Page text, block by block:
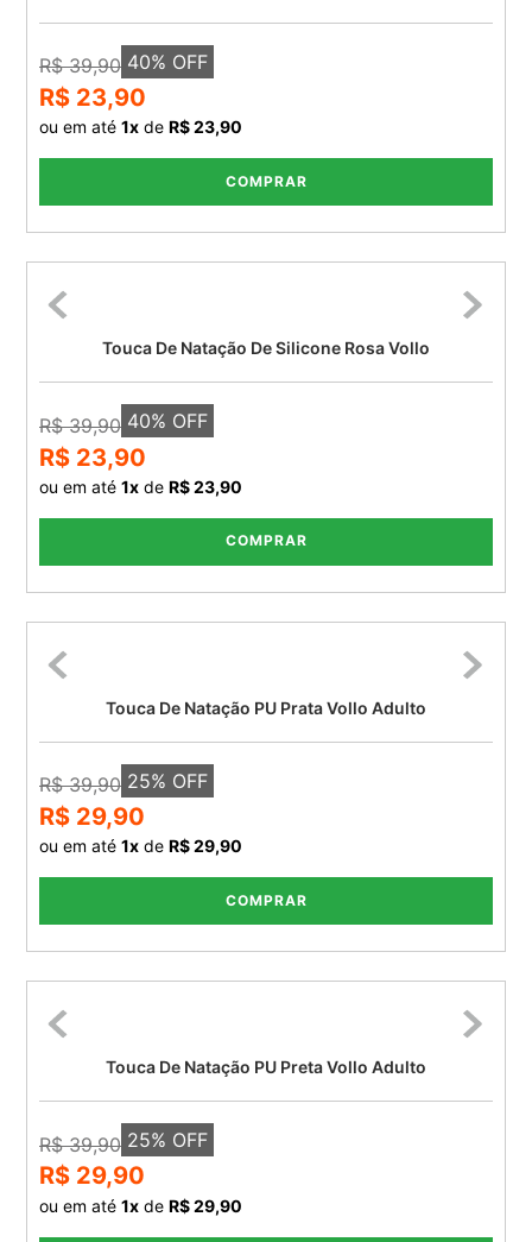
R$ 39,90 40% OFF
R$ 23,90
ou em até 1x de R$ 23,90
COMPRAR
Touca De Natação De Silicone Rosa Vollo
R$ 39,90 40% OFF
R$ 23,90
ou em até 1x de R$ 23,90
COMPRAR
Touca De Natação PU Prata Vollo Adulto
R$ 39,90 25% OFF
R$ 29,90
ou em até 1x de R$ 29,90
COMPRAR
Touca De Natação PU Preta Vollo Adulto
R$ 39,90 25% OFF
R$ 29,90
ou em até 1x de R$ 29,90